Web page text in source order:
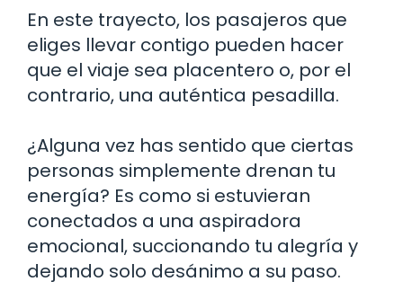
En este trayecto, los pasajeros que
eliges llevar contigo pueden hacer
que el viaje sea placentero o, por el
contrario, una auténtica pesadilla.
¿Alguna vez has sentido que ciertas
personas simplemente drenan tu
energía? Es como si estuvieran
conectados a una aspiradora
emocional, succionando tu alegría y
dejando solo desánimo a su paso.